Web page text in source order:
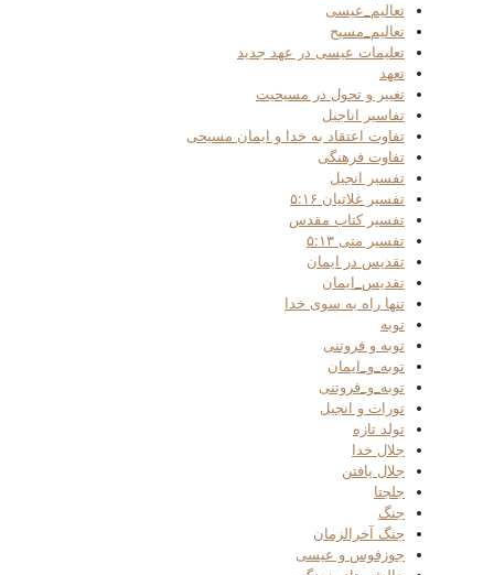
تعالیم_عیسی
تعالیم_مسیح
تعلیمات عیسی در عهد جدید
تعهد
تغییر و تحول در مسیحیت
تفاسیر اناجیل
تفاوت اعتقاد به خدا و ایمان مسیحی
تفاوت فرهنگی
تفسیر انجیل
تفسیر غلاتیان ۵:۱۶
تفسیر کتاب مقدس
تفسیر متی ۵:۱۳
تقدیس در ایمان
تقدیس_ایمان
تنها راه به سوی خدا
توبه
توبه و فروتنی
توبه_و_ایمان
توبه_و_فروتنی
تورات و انجیل
تولد تازه
جلال خدا
جلال یافتن
جلجتا
جنگ
جنگ آخرالزمان
جوزفوس و عیسی